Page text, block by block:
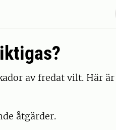
av fredat vilt. Här är
åtgärder.